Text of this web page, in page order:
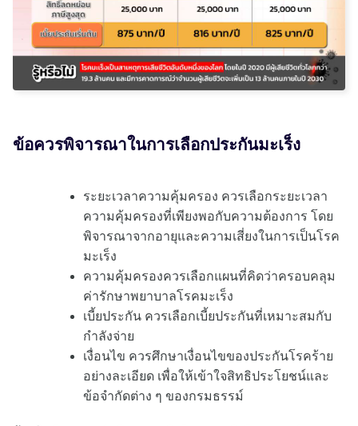
ข้อควรพิจารณาในการเลือกประกันมะเร็ง
ระยะเวลาความคุ้มครอง ควรเลือกระยะเวลา
ความคุ้มครองที่เพียงพอกับความต้องการ โดย
พิจารณาจากอายุและความเสี่ยงในการเป็นโรค
มะเร็ง
ความคุ้มครองควรเลือกแผนที่คิดว่าครอบคลุม
ค่ารักษาพยาบาลโรคมะเร็ง
เบี้ยประกัน ควรเลือกเบี้ยประกันที่เหมาะสมกับ
กำลังจ่าย
เงื่อนไข ควรศึกษาเงื่อนไขของประกันโรคร้าย
อย่างละเอียด เพื่อให้เข้าใจสิทธิประโยชน์และ
ข้อจำกัดต่าง ๆ ของกรมธรรม์